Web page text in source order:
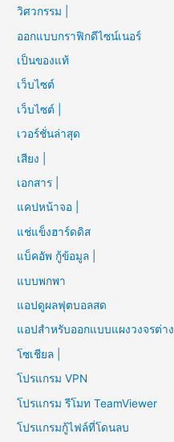
วิศวกรรม |
ออกแบบกราฟิกดีไซน์เนอร์
เป็นของแท้
เว็บไซต์
เว็บไซต์ |
เวอร์ชั่นล่าสุด
เสียง |
เอกสาร |
แคปหน้าจอ |
แช่แข็งฮาร์ดดิส
แบ็คอัพ กู้ข้อมูล |
แบบพกพา
แอปดูผลฟุตบอลสด
แอปสำหรับออกแบบแผงวงจรต่า
โซเชียล |
โปรแกรม VPN
โปรแกรม รีโมท TeamViewer
โปรแกรมกู้ไฟล์ที่โดนลบ